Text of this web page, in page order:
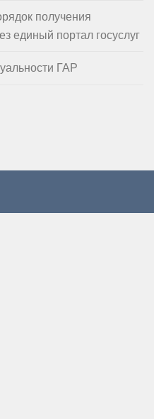
получения
единый портал госуслуг
ГАР